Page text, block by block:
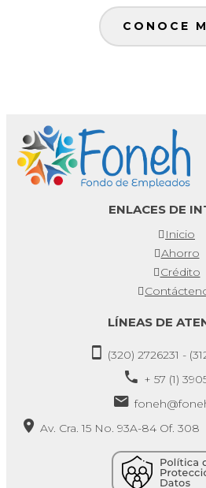
CONOCE
ENLACES DE
Inicio
Ahorro
Crédito
LÍNEAS DE
(320) 2726231 -
+ 57 (1)
Av. Cra. 15 No. 93A-84 Of.